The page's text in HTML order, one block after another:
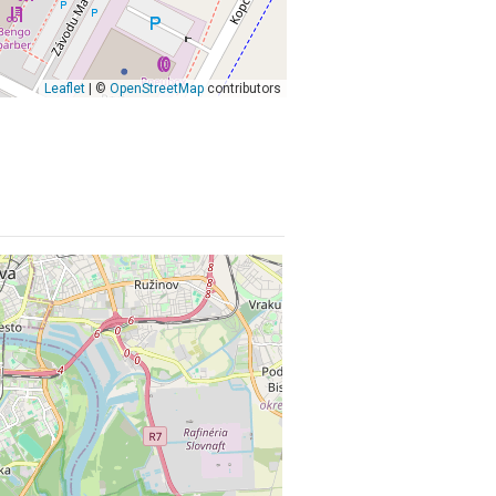
Leaflet| © OpenStreetMapcontributors